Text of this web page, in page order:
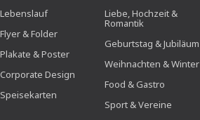
Lebenslauf
Flyer & Folder
Plakate & Poster
Corporate Design
Speisekarten
Liebe, Hochzeit &
Romantik
Geburtstag & Jubiläum
Weihnachten & Winter
Food & Gastro
Sport & Vereine